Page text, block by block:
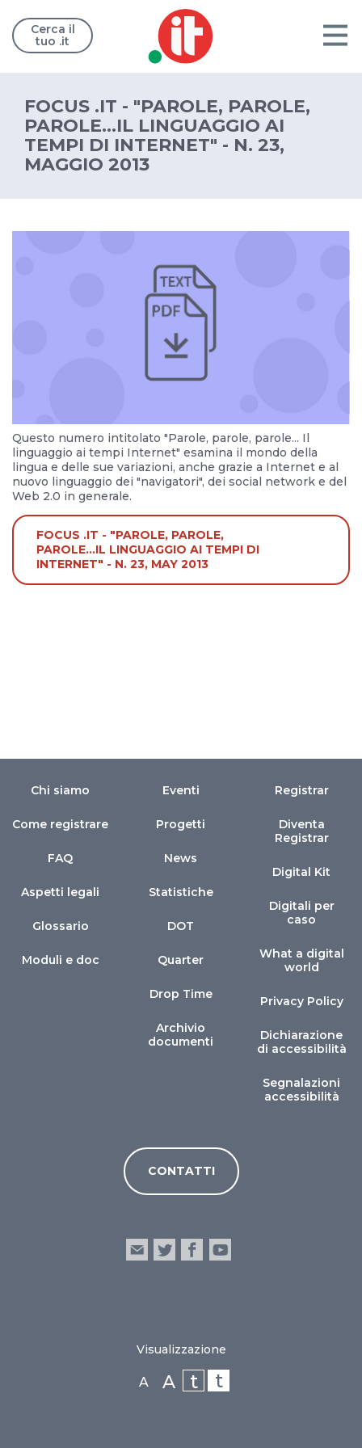
Cerca il
tuo .it
FOCUS .IT - "PAROLE, PAROLE,
PAROLE...IL LINGUAGGIO AI
TEMPI DI INTERNET" - N. 23,
MAGGIO 2013
Questo numero intitolato "Parole, parole, parole... Il
linguaggio ai tempi Internet" esamina il mondo della
lingua e delle sue variazioni, anche grazie a Internet e al
nuovo linguaggio dei "navigatori", dei social network e del
Web 2.0 in generale.
FOCUS .IT - "PAROLE, PAROLE,
PAROLE...IL LINGUAGGIO AI TEMPI DI
INTERNET" - N. 23, MAY 2013
Chi siamo
Come registrare
FAQ
Aspetti legali
Glossario
Moduli e doc
Eventi
Progetti
News
Statistiche
DOT
Quarter
Drop Time
Archivio
documenti
Registrar
Diventa
Registrar
Digital Kit
Digitali per
caso
What a digital
world
Privacy Policy
Dichiarazione
di accessibilità
Segnalazioni
accessibilità
CONTATTI
Visualizzazione
A A t t